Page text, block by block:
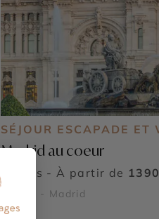
SÉJOUR ESCAPADE ET
Madrid au coeur
4 jours - À partir de
Tolède - Madrid